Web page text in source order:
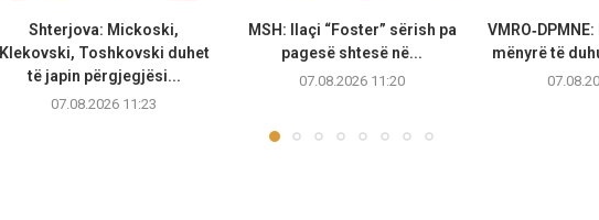
Shterjova: Mickoski,
Klekovski, Toshkovski duhet
të japin përgjegjësi...
07.08.2026 11:23
MSH: Ilaçi “Foster” sërish pa
pagesë shtesë në...
07.08.2026 11:20
mënyrë të